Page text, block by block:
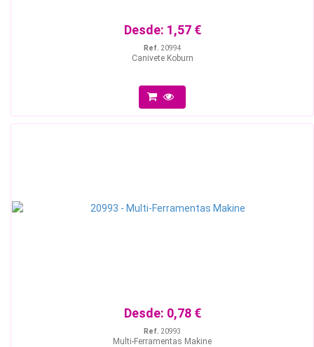
Desde: 1,57 €
Ref. 20994
Canivete Koburn
Desde: 0,78 €
Ref. 20993
Multi-Ferramentas Makine